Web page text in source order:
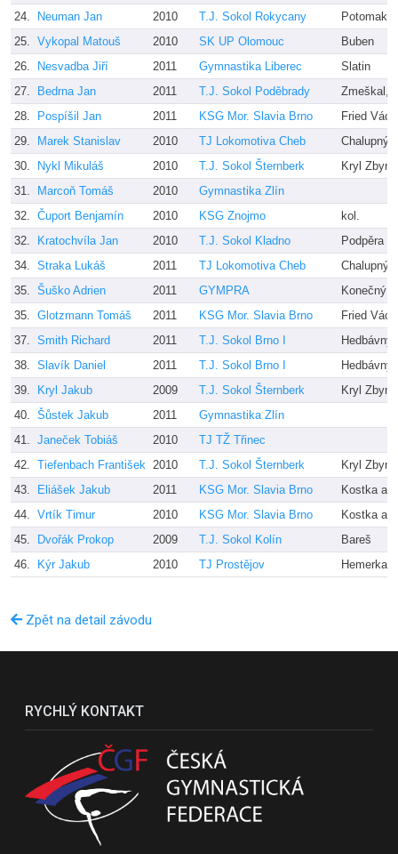
24.
Neuman Jan 2010 T.J. Sokol Rokycany
Potomak
25. Vykopal Matouš 2010 SK UP Olomouc
Buben
26.
Nesvadba Jiří 2011 Gymnastika Liberec
Slatin
27.
Bedrna Jan 2011 T.J. Sokol Poděbrady
Zmeškal,
28.
Pospíšil Jan 2011 KSG Mor. Slavia Brno
Fried
29.
Marek Stanislav 2010 TJ Lokomotiva Cheb
Chalupný,
30.
Nykl Mikuláš 2010 T.J. Sokol Šternberk
Kryl
31.
Marcoň Tomáš 2010
Gymnastika Zlín
32. Čuport Benjamín 2010 KSG Znojmo
kol.
32.
Kratochvíla Jan 2010 T.J. Sokol Kladno
Podpěra
34. Straka Lukáš 2011 TJ Lokomotiva Cheb
Chalupný,
35. Šuško Adrien 2011 GYMPRA
Konečný
35. Glotzmann Tomáš 2011 KSG Mor. Slavia Brno
Fried
37. Smith Richard 2011 T.J. Sokol Brno I
38. Slavík Daniel 2011 T.J. Sokol Brno I
39.
Kryl Jakub 2009 T.J. Sokol Šternberk
Kryl
40. Šůstek Jakub 2011
Gymnastika Zlín
41. Janeček Tobiáš 2010
TJ TŽ Třinec
42. Tiefenbach František 2010 T.J. Sokol Šternberk
Kryl
43.
Eliášek Jakub 2011 KSG Mor. Slavia Brno
Kostka a
44. Vrtík Timur 2010 KSG Mor. Slavia Brno
Kostka a
45.
Dvořák Prokop 2009 T.J. Sokol Kolín
Bareš
46.
Kýr Jakub 2010 TJ Prostějov Hemerka
Zpět na detail závodu
RYCHLÝ KONTAKT